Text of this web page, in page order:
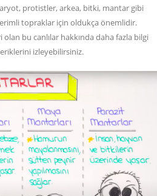
protistler, arkea, bitki, mantar gibi
topraklar için oldukça önemlidir.
bu canlılar hakkında daha fazla bilgi
izleyebilirsiniz.